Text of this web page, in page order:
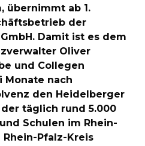
übernimmt ab 1.
der
Damit ist es dem
Oliver
und Collegen
Monate nach
den Heidelberger
täglich rund 5.000
Schulen im Rhein-
Pfalz-Kreis